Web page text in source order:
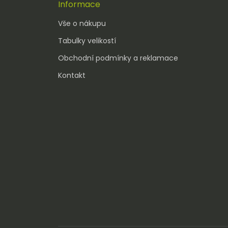
Informace
Vše o nákupu
Tabulky velikostí
Obchodní podmínky a reklamace
Kontakt